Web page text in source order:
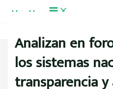
Ir al contenido
Main Menu
Analizan en
los sistemas
transparencia